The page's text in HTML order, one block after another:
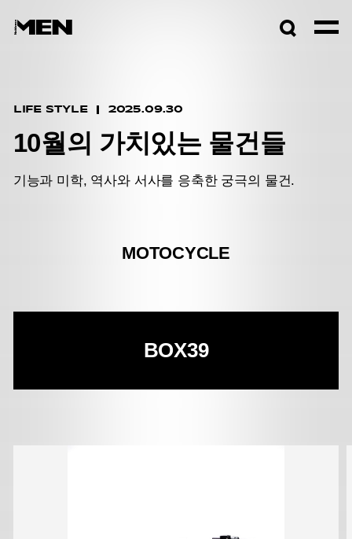
LIFE STYLE 2025.09.30
10월의 가치있는 물건들
기능과 미학, 역사와 서사를 응축한 궁극의 물건.
MOTOCYCLE
BOX39